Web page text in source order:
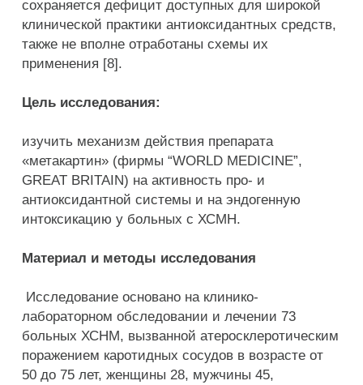
сохраняется дефицит доступных для широкой
клинической практики антиоксидантных средств,
также не вполне отработаны схемы их
применения [8].
Цель исследования:
изучить механизм действия препарата
«метакартин» (фирмы “WORLD MEDICINE”,
GREAT BRITAIN) на активность про- и
антиоксидантной системы и на эндогенную
интоксикацию у больных с ХСМН.
Материал и методы исследования
Исследование основано на клинико-
лабораторном обследовании и лечении 73
больных ХСНМ, вызванной атеросклеротическим
поражением каротидных сосудов в возрасте от
50 до 75 лет, женщины 28, мужчины 45,